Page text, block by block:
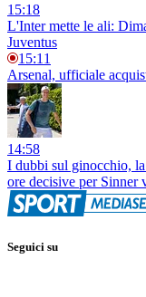
15:18
L'Inter mette le ali:
Juventus
15:11
Arsenal, ufficiale
14:58
I dubbi sul ginocchio,
ore decisive per Sinner
Seguici su